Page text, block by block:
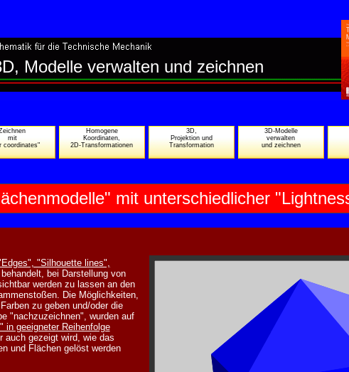
Modelle verwalten und zeichnen
mit
coordinates"
Homogene
Koordinaten,
2D-Transformationen
3D,
Projektion und
Transformation
3D-Modelle
verwalten
und zeichnen
mit unterschiedlicher
"Silhouette lines",
bei Darstellung von
werden zu lassen an den
Die Möglichkeiten,
zu geben und/oder die
"nachzuzeichnen", wurden auf
in geeigneter Reihenfolge
gezeigt wird, wie das
und Flächen gelöst werden